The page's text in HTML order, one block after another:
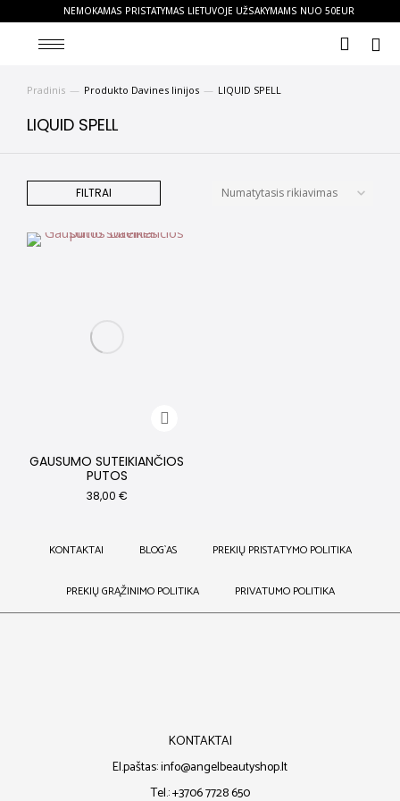
NEMOKAMAS PRISTATYMAS LIETUVOJE UŽSAKYMAMS NUO 50EUR
You are here:
Pradinis Produkto Davines linijos LIQUID SPELL
LIQUID SPELL
FILTRAI
GAUSUMO SUTEIKIANČIOS
PUTOS
38,00 €
KONTAKTAI BLOG`AS PREKIŲ PRISTATYMO POLITIKA
PREKIŲ GRĄŽINIMO POLITIKA PRIVATUMO POLITIKA
KONTAKTAI
El.paštas: info@angelbeautyshop.lt
Tel.: +3706 7728 650